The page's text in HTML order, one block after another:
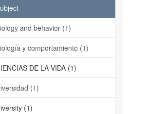
and behavior (1)
y comportamiento (1)
DE LA VIDA (1)
(1)
(1)